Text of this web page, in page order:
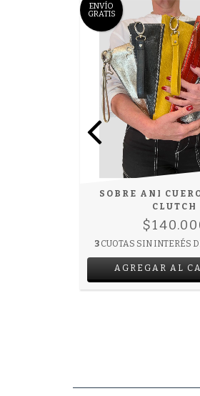
ENVÍO
GRATIS
SOBRE ANI
CLUTCH
3 CUOTAS SIN INTERÉS
AGREGAR AL